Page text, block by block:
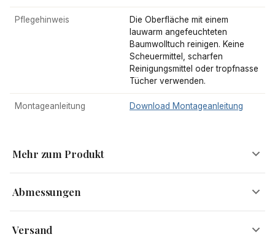
Pflegehinweis
Die Oberfläche mit einem
lauwarm angefeuchteten
Baumwolltuch reinigen. Keine
Scheuermittel, scharfen
Reinigungsmittel oder tropfnasse
Tücher verwenden.
Montageanleitung Download Montageanleitung
Mehr zum Produkt
Bodenvase aus Aluminium mit edler Oberflächenstruktur
Abmessungen
Versand